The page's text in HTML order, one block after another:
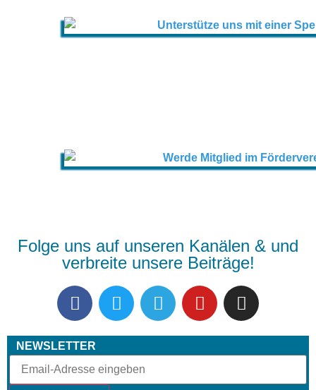
Folge uns auf unseren Kanälen & und
verbreite unsere Beiträge!
NEWSLETTER